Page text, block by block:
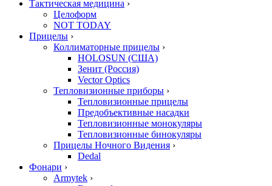
Тактическая медицина ›
Целоформ
NOT TODAY
Прицелы ›
Коллиматорные прицелы ›
HOLOSUN (США)
Зенит (Россия)
Vector Optics
Тепловизионные приборы ›
Тепловизионные прицелы
Предобъективные насадки
Тепловизионные монокуляры
Тепловизионные бинокуляры
Прицелы Ночного Видения ›
Dedal
Фонари ›
Armytek ›